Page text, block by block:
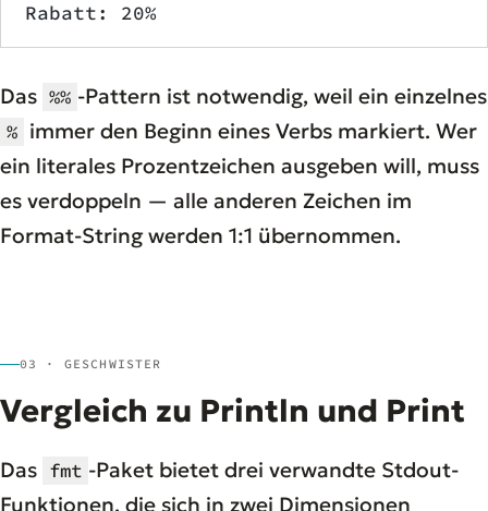
Rabatt: 20%
Das %% -Pattern ist notwendig, weil ein einzelnes
% immer den Beginn eines Verbs markiert. Wer
ein literales Prozentzeichen ausgeben will, muss
es verdoppeln — alle anderen Zeichen im
Format-String werden 1:1 übernommen.
03 · GESCHWISTER
Vergleich zu Println und Print
Das fmt -Paket bietet drei verwandte Stdout-
Funktionen, die sich in zwei Dimensionen